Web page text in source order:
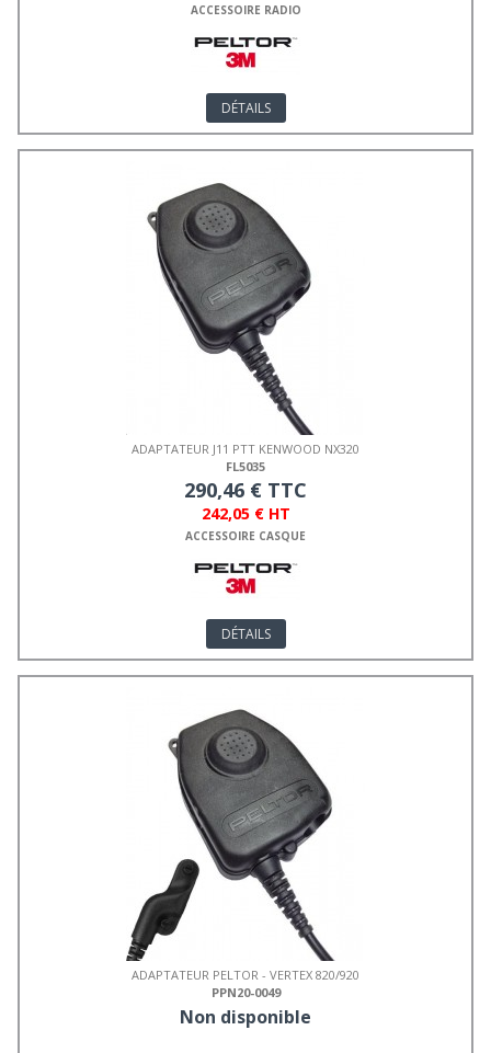
ACCESSOIRE RADIO
DÉTAILS
ADAPTATEUR J11 PTT KENWOOD NX320
FL5035
290,46 € TTC
242,05 € HT
ACCESSOIRE CASQUE
DÉTAILS
ADAPTATEUR PELTOR - VERTEX 820/920
PPN20-0049
Non disponible